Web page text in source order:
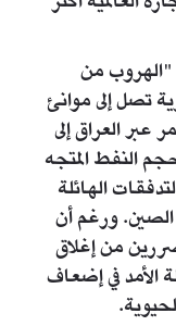
من
تصل إلى موانئ
العراق إلى
النفط المتجه
الهائلة
ورغم أن
من إغلاق
الأمد في إضعاف